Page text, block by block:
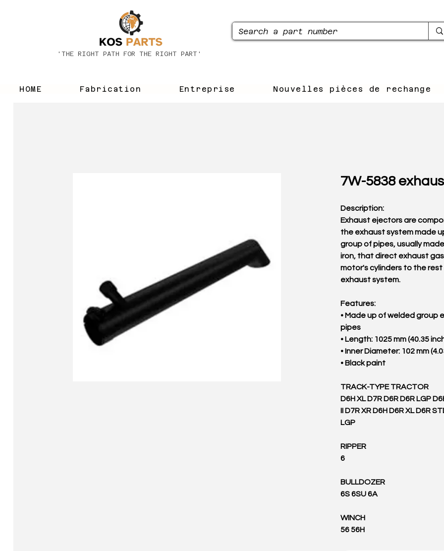
'THE RIGHT PATH FOR THE RIGHT PART'
HOME Fabrication Entreprise Nouvelles pièces de rechange
7W-5838
Description:
Exhaust ejectors are
the exhaust system made
group of pipes, usually
iron, that direct exhaust
motor's cylinders to the
exhaust system.
Features:
• Made up of welded group
pipes
• Length: 1025 mm (40.35
• Inner Diameter: 102 mm
• Black paint
TRACK-TYPE TRACTOR
D6H XL D7R D6R D6R LGP
II D7R XR D6H D6R XL D6R
LGP
RIPPER
6
BULLDOZER
6S 6SU 6A
WINCH
56 56H